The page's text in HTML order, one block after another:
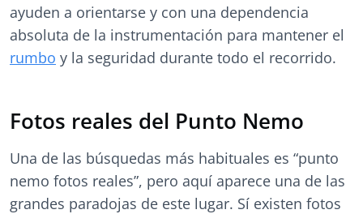
ayuden a orientarse y con una dependencia
absoluta de la instrumentación para mantener el
rumbo y la seguridad durante todo el recorrido.
Fotos reales del Punto Nemo
Una de las búsquedas más habituales es “punto
nemo fotos reales”, pero aquí aparece una de las
grandes paradojas de este lugar. Sí existen fotos